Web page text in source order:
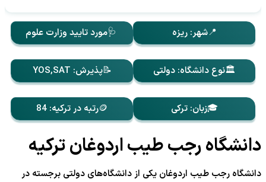
📍شهر: ریزه 🩺مورد تایید وزارت علوم
🏛️نوع دانشگاه: دولتی 📝پذیرش: YOS,SAT
🎓زبان: ترکی 🪙رتبه در ترکیه: 84
دانشگاه رجب طیب اردوغان ترکیه
دانشگاه رجب طیب اردوغان یکی از دانشگاه‌های دولتی برجسته در